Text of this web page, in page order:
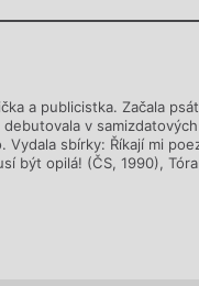
a publicistka. Začala psát
v samizdatových
Vydala sbírky: Říkají mi
být opilá! (ČS, 1990),